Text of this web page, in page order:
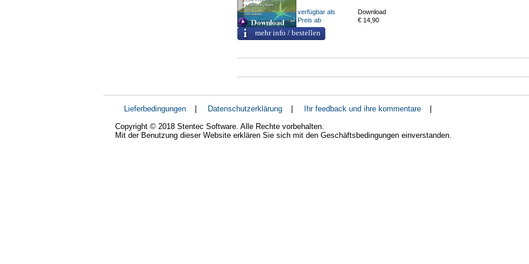
verfügbar als
Download
Preis ab
€ 14,90
mehr info / bestellen
Lieferbedingungen Datenschutzerklärung Ihr feedback und ihre kommentare
Copyright © 2018 Stentec Software. Alle Rechte vorbehalten.
Mit der Benutzung dieser Website erklären Sie sich mit den Geschäftsbedingungen einverstanden.